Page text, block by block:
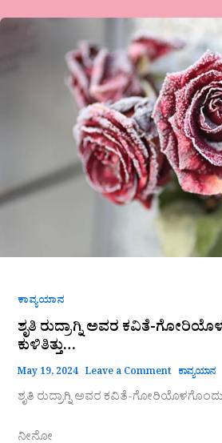
ಕಾವ್ಯಯಾನ
ಶೃತಿ ರುದ್ರಾಗ್ನಿ ಅವರ ಕವಿತೆ-
ಕುಳಿತಿತ್ತು…
May 19, 2024 Leave a Comment ಕಾವ್ಯಯಾನ
ಶೃತಿ ರುದ್ರಾಗ್ನಿ ಅವರ ಕವಿತೆ-ಗೋರಿಯೊಳಗೊಂದು
ನೀನೋ
ಗೋರಿಯೊಳಗೊಂದು